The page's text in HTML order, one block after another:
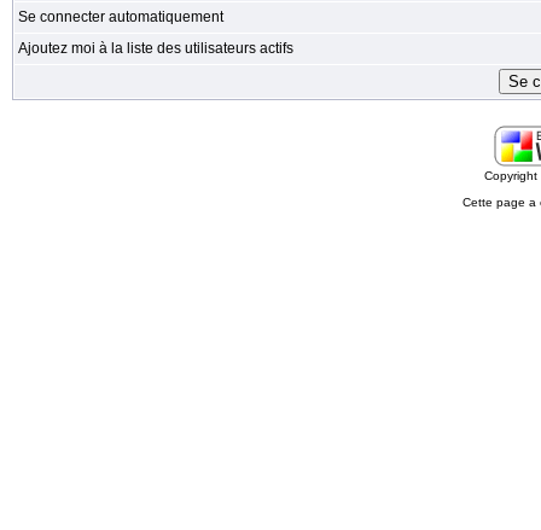
Se connecter automatiquement
Ajoutez moi à la liste des utilisateurs actifs
Cette page a